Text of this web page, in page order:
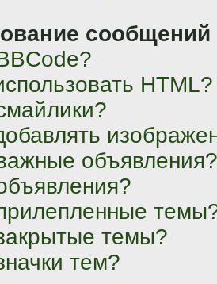
HTML?
объявления?
темы?
тем?